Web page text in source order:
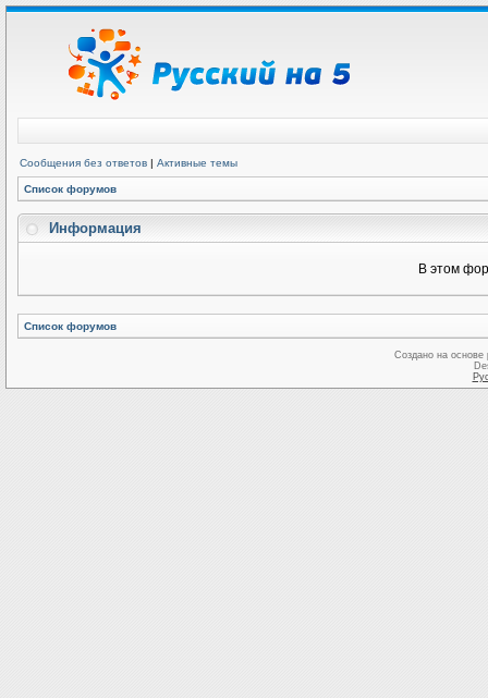
Сообщения без ответов | Активные темы
Список форумов
Информация
В этом
Список форумов
Создано на основе